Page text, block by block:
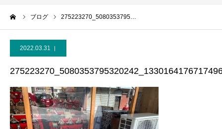
ブログ 275223270_5080353795…
2022.03.31
お問い合わせ